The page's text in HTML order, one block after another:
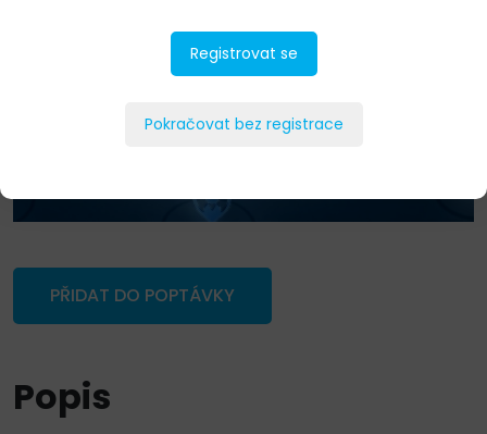
PŘIDAT DO POPTÁVKY
Popis
Registrovat se
Pokračovat bez registrace